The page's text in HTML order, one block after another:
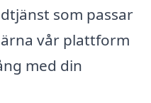
som passar
vår plattform
med din